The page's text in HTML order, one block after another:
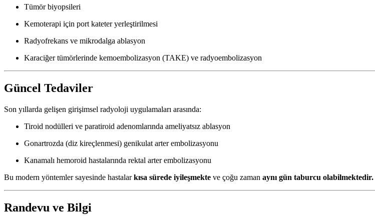
Tümör biyopsileri
Kemoterapi için port kateter yerleştirilmesi
Radyofrekans ve mikrodalga ablasyon
Karaciğer tümörlerinde kemoembolizasyon (TAKE) ve radyoembolizasyon
Güncel Tedaviler
Son yıllarda gelişen girişimsel radyoloji uygulamaları arasında:
Tiroid nodülleri ve paratiroid adenomlarında ameliyatsız ablasyon
Gonartrozda (diz kireçlenmesi) genikulat arter embolizasyonu
Kanamalı hemoroid hastalarında rektal arter embolizasyonu
Bu modern yöntemler sayesinde hastalarkısa sürede iyileşmekte ve çoğu zaman aynı gün taburcu olabilmektedir.
Randevu ve Bilgi